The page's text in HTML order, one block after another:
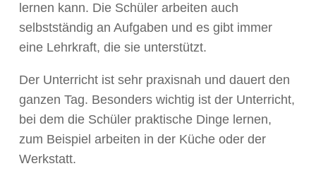
lernen kann. Die Schüler arbeiten auch
selbstständig an Aufgaben und es gibt immer
eine Lehrkraft, die sie unterstützt.
Der Unterricht ist sehr praxisnah und dauert den
ganzen Tag. Besonders wichtig ist der Unterricht,
bei dem die Schüler praktische Dinge lernen,
zum Beispiel arbeiten in der Küche oder der
Werkstatt.